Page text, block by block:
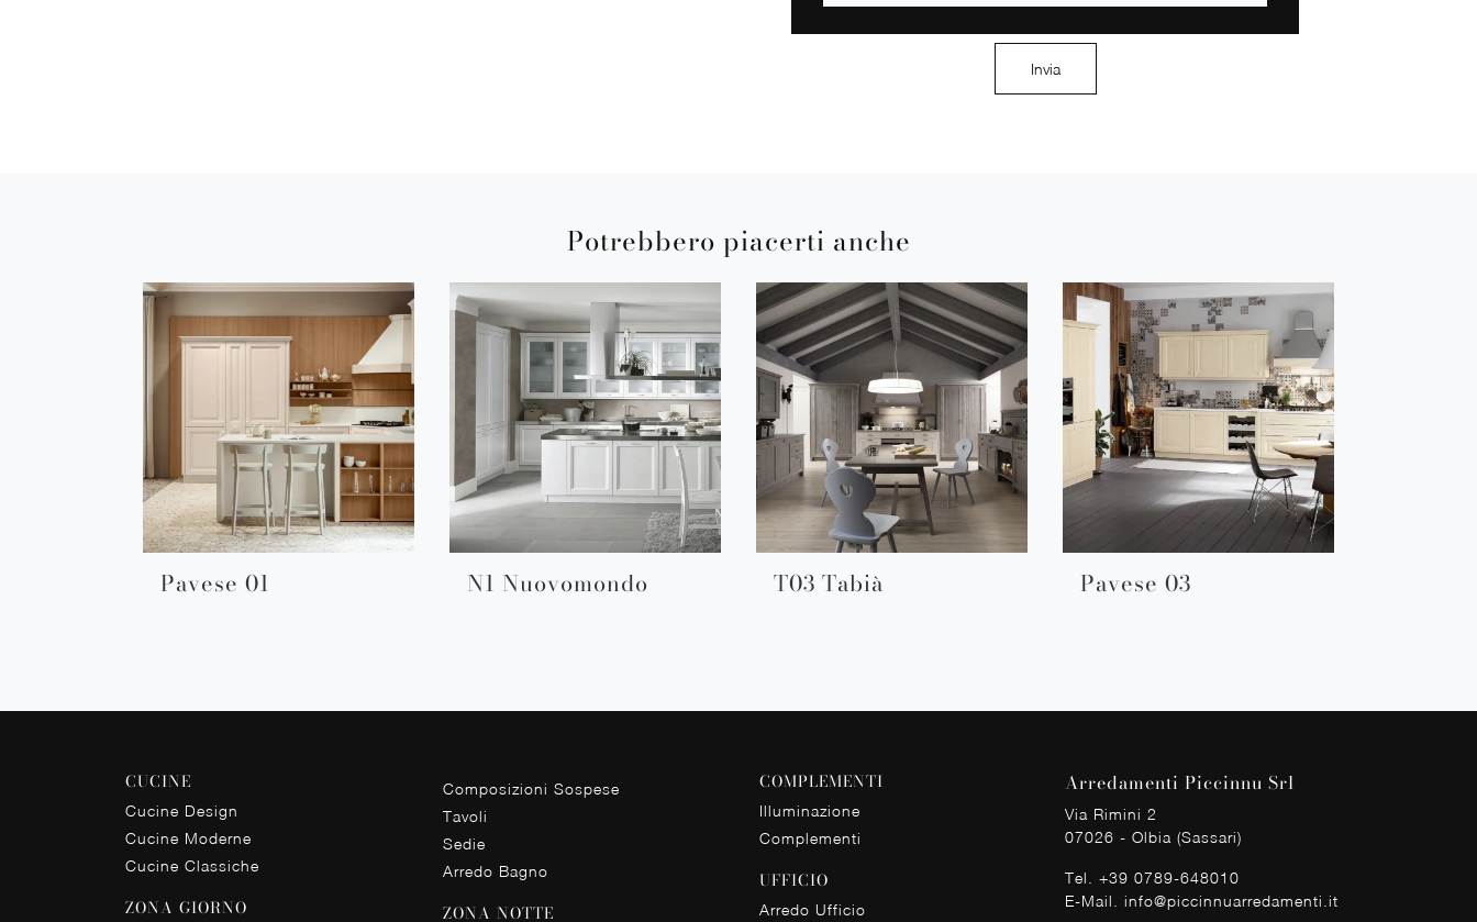
Invia
Potrebbero piacerti anche
Pavese 01 N1 Nuovomondo T03 Tabià Pavese 03
CUCINE
Cucine Design
Cucine Moderne
Cucine Classiche
ZONA GIORNO
Composizioni Sospese
Tavoli
Sedie
Arredo Bagno
ZONA NOTTE
COMPLEMENTI
Illuminazione
Complementi
UFFICIO
Arredo Ufficio
Arredamenti Piccinnu Srl
Via Rimini 2
07026 - Olbia (Sassari)
Tel. +39 0789-648010
E-Mail. info@piccinnuarredamenti.it